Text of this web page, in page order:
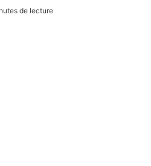
de lecture